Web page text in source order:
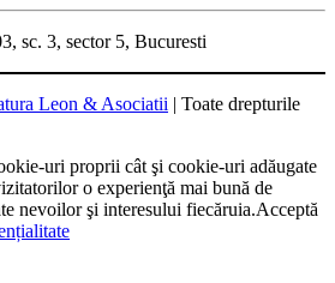
sc. 3, sector 5, Bucuresti
Leon & Asociatii | Toate drepturile
uri proprii cât şi cookie-uri adăugate
o experienţă mai bună de
nevoilor şi interesului fiecăruia.Acceptă